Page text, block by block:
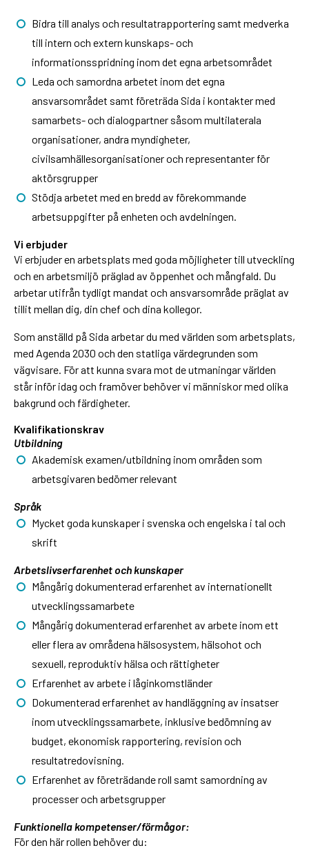
Bidra till analys och resultatrapportering samt medverka
till intern och extern kunskaps- och
informationsspridning inom det egna arbetsområdet
Leda och samordna arbetet inom det egna
ansvarsområdet samt företräda Sida i kontakter med
samarbets- och dialogpartner såsom multilaterala
organisationer, andra myndigheter,
civilsamhällesorganisationer och representanter för
aktörsgrupper
Stödja arbetet med en bredd av förekommande
arbetsuppgifter på enheten och avdelningen.
Vi erbjuder
Vi erbjuder en arbetsplats med goda möjligheter till utveckling
och en arbetsmiljö präglad av öppenhet och mångfald. Du
arbetar utifrån tydligt mandat och ansvarsområde präglat av
tillit mellan dig, din chef och dina kollegor.
Som anställd på Sida arbetar du med världen som arbetsplats,
med Agenda 2030 och den statliga värdegrunden som
vägvisare. För att kunna svara mot de utmaningar världen
står inför idag och framöver behöver vi människor med olika
bakgrund och färdigheter.
Kvalifikationskrav
Utbildning
Akademisk examen/utbildning inom områden som
arbetsgivaren bedömer relevant
Språk
Mycket goda kunskaper i svenska och engelska i tal och
skrift
Arbetslivserfarenhet och kunskaper
Mångårig dokumenterad erfarenhet av internationellt
utvecklingssamarbete
Mångårig dokumenterad erfarenhet av arbete inom ett
eller flera av områdena hälsosystem, hälsohot och
sexuell, reproduktiv hälsa och rättigheter
Erfarenhet av arbete i låginkomstländer
Dokumenterad erfarenhet av handläggning av insatser
inom utvecklingssamarbete, inklusive bedömning av
budget, ekonomisk rapportering, revision och
resultatredovisning.
Erfarenhet av företrädande roll samt samordning av
processer och arbetsgrupper
Funktionella kompetenser/förmågor:
För den här rollen behöver du: